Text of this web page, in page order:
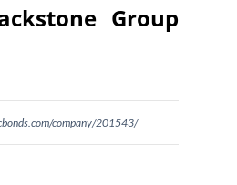
Group
company/201543/